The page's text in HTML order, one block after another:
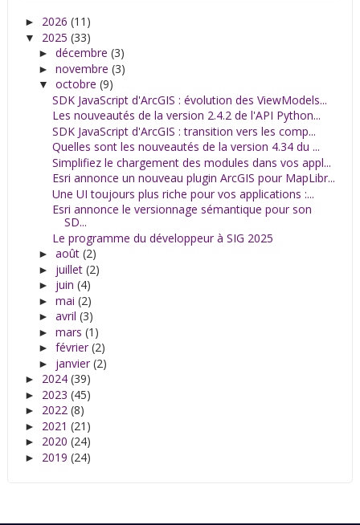
► 2026 (11)
▼ 2025 (33)
► décembre (3)
► novembre (3)
▼ octobre (9)
SDK JavaScript d'ArcGIS : évolution des ViewModels...
Les nouveautés de la version 2.4.2 de l'API Python...
SDK JavaScript d'ArcGIS : transition vers les comp...
Quelles sont les nouveautés de la version 4.34 du ...
Simplifiez le chargement des modules dans vos appl...
Esri annonce un nouveau plugin ArcGIS pour MapLibr...
Une UI toujours plus riche pour vos applications :...
Esri annonce le versionnage sémantique pour son
SD...
Le programme du développeur à SIG 2025
► août (2)
► juillet (2)
► juin (4)
► mai (2)
► avril (3)
► mars (1)
► février (2)
► janvier (2)
► 2024 (39)
► 2023 (45)
► 2022 (8)
► 2021 (21)
► 2020 (24)
► 2019 (24)